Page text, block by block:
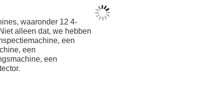
waaronder 12 4-
alleen dat, we hebben
een
een
een